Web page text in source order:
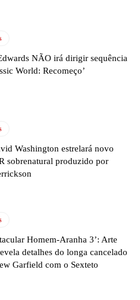
NÃO irá dirigir sequência
World: Recomeço’
Washington estrelará novo
sobrenatural produzido por
Homem-Aranha 3’: Arte
detalhes do longa cancelado
Garfield com o Sexteto